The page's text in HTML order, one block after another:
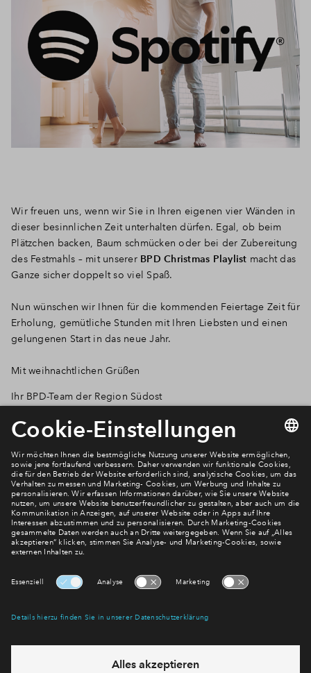
Wir freuen uns, wenn wir Sie in Ihren eigenen vier Wänden in
dieser besinnlichen Zeit unterhalten dürfen. Egal, ob beim
Plätzchen backen, Baum schmücken oder bei der Zubereitung
des Festmahls – mit unserer BPD Christmas Playlist macht das
Ganze sicher doppelt so viel Spaß.
Nun wünschen wir Ihnen für die kommenden Feiertage Zeit für
Erholung, gemütliche Stunden mit Ihren Liebsten und einen
gelungenen Start in das neue Jahr.
Mit weihnachtlichen Grüßen
Ihr BPD-Team der Region Südost
Newsletter Anmeldung
Verpassen Sie zu diesem Wohnprojekt keine Neuigkeiten
mehr! Wir halten Sie auf dem Laufenden – mit unserem
regelmäßig erscheinenden Newsletter informieren wir Sie
über den Stand dieses und weiterer Neubauprojekte.
E-Mail-Adresse
Möchten Sie wissen, was wir mit Ihren Daten machen? Klicken Sie hier